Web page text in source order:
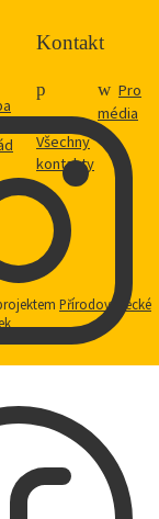
Kontakt
Všechny
kontakty
Pro
média
Přírodovědecké